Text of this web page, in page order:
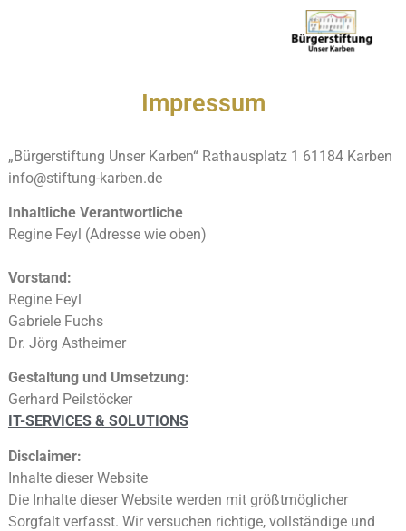
Impressum
„Bürgerstiftung Unser Karben“ Rathausplatz 1 61184 Karben
info@stiftung-karben.de
Inhaltliche Verantwortliche
Regine Feyl (Adresse wie oben)
Vorstand:
Regine Feyl
Gabriele Fuchs
Dr. Jörg Astheimer
Gestaltung und Umsetzung:
Gerhard Peilstöcker
IT-SERVICES & SOLUTIONS
Disclaimer:
Inhalte dieser Website
Die Inhalte dieser Website werden mit größtmöglicher
Sorgfalt verfasst. Wir versuchen richtige, vollständige und